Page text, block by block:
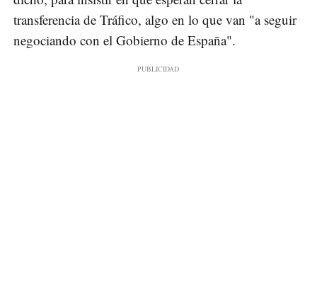
transferencia de Tráfico, algo en lo que van "a seguir
negociando con el Gobierno de España".